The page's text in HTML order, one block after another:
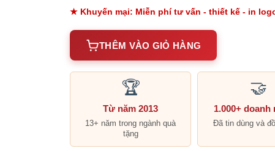
★ Khuyến mại: Miễn phí tư vấn - thiết kế - in
THÊM VÀO GIỎ HÀNG
🏆
Từ năm 2013
13+ năm trong ngành quà
tặng
🤝
1.000+ doanh
Đã tin dùng và